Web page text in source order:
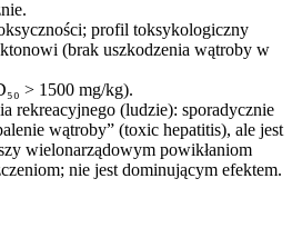
profil toksykologiczny
(brak uszkodzenia wątroby w
> 1500 mg/kg).
rekreacyjnego (ludzie): sporadycznie
wątroby” (toxic hepatitis), ale jest
wielonarządowym powikłaniom
nie jest dominującym efektem.